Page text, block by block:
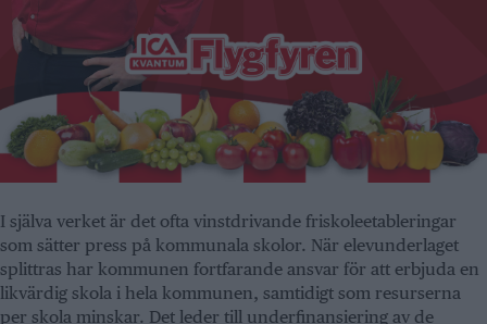
I själva verket är det ofta vinstdrivande friskoleetableringar
som sätter press på kommunala skolor. När elevunderlaget
splittras har kommunen fortfarande ansvar för att erbjuda en
likvärdig skola i hela kommunen, samtidigt som resurserna
per skola minskar. Det leder till underfinansiering av de